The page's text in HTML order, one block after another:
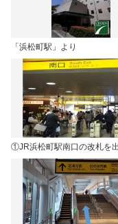
「浜松町駅」より
①JR浜松町駅南口の改札を出